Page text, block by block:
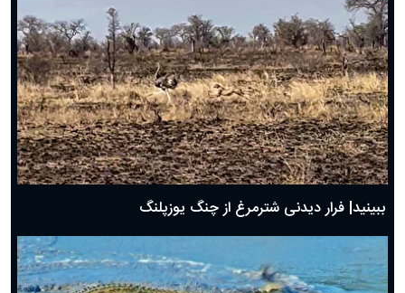
ببینید| فرار دیدنی شترمرغ از چنگ یوزپلنگ